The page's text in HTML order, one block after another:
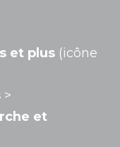
et plus (icône
>
et